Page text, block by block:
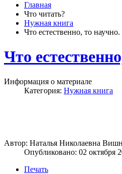
Главная
Что читать?
Нужная книга
Что естественно, то
Что
Информация о материале
Категория: Нужная книга
Автор: Наталья Николаевна
Опубликовано: 02 октября
Печать